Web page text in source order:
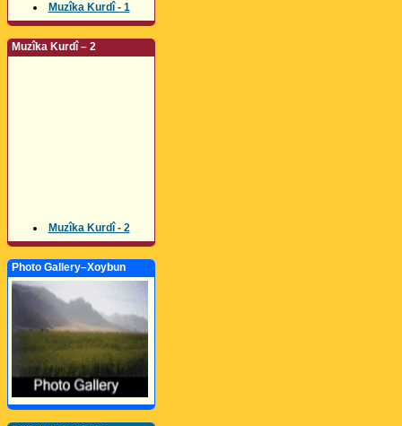
Muzîka Kurdî - 1
Muzîka Kurdî – 2
Muzîka Kurdî - 2
Photo Gallery–Xoybun